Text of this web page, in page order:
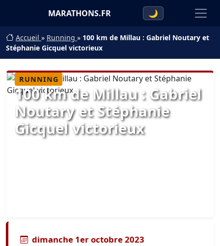
MARATHONS.FR 🌙
Accueil » Running » 100 km de Millau : Gabriel Noutary et
Stéphanie Gicquel victorieux
RUNNING
100 km de Millau : Gabriel
Noutary et Stéphanie
Gicquel victorieux
dimanche 1er octobre 2023